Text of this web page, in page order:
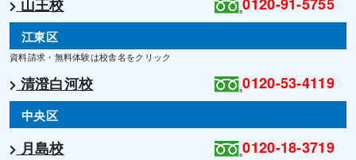
山王校
江東区
資料請求・無料体験は校舎名をクリック
清澄白河校 0120-53-4119
中央区
月島校 0120-18-3719